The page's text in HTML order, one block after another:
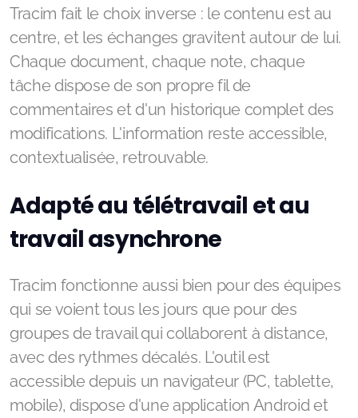
Tracim fait le choix inverse : le contenu est au
centre, et les échanges gravitent autour de lui.
Chaque document, chaque note, chaque
tâche dispose de son propre fil de
commentaires et d'un historique complet des
modifications. L'information reste accessible,
contextualisée, retrouvable.
Adapté au télétravail et au
travail asynchrone
Tracim fonctionne aussi bien pour des équipes
qui se voient tous les jours que pour des
groupes de travail qui collaborent à distance,
avec des rythmes décalés. L'outil est
accessible depuis un navigateur (PC, tablette,
mobile), dispose d'une application Android et